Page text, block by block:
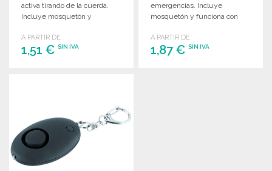
activa tirando de la cuerda.
Incluye mosquetón y
A PARTIR DE
1,51 € SIN IVA
emergencias. Incluye
mosquetón y funciona con
A PARTIR DE
1,87 €SIN IVA